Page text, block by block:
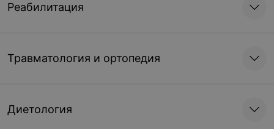
Реабилитация
Травматология и ортопедия
Диетология